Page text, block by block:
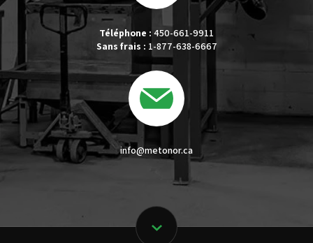
Téléphone :450-661-9911
Sans frais : 1-877-638-6667
info@metonor.ca